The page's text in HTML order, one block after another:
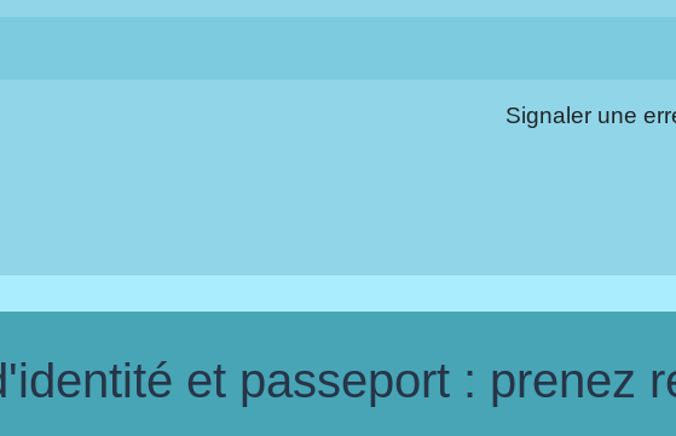
Signaler une
et passeport : prenez